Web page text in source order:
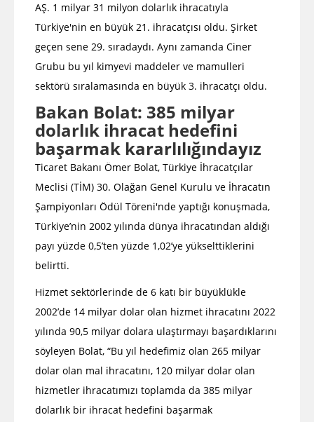
AŞ. 1 milyar 31 milyon dolarlık ihracatıyla
Türkiye'nin en büyük 21. ihracatçısı oldu. Şirket
geçen sene 29. sıradaydı. Aynı zamanda Ciner
Grubu bu yıl kimyevi maddeler ve mamulleri
sektörü sıralamasında en büyük 3. ihracatçı oldu.
Bakan Bolat: 385 milyar
dolarlık ihracat hedefini
başarmak kararlılığındayız
Ticaret Bakanı Ömer Bolat, Türkiye İhracatçılar
Meclisi (TİM) 30. Olağan Genel Kurulu ve İhracatın
Şampiyonları Ödül Töreni'nde yaptığı konuşmada,
Türkiye’nin 2002 yılında dünya ihracatından aldığı
payı yüzde 0,5’ten yüzde 1,02’ye yükselttiklerini
belirtti.
Hizmet sektörlerinde de 6 katı bir büyüklükle
2002’de 14 milyar dolar olan hizmet ihracatını 2022
yılında 90,5 milyar dolara ulaştırmayı başardıklarını
söyleyen Bolat, “Bu yıl hedefimiz olan 265 milyar
dolar olan mal ihracatını, 120 milyar dolar olan
hizmetler ihracatımızı toplamda da 385 milyar
dolarlık bir ihracat hedefini başarmak